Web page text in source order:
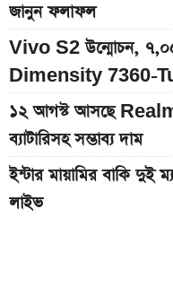
জানুন ফলাফল
Vivo S2 উন্মোচন,
Dimensity 7360-
১২ আগস্ট আসছে
ব্যাটারিসহ সম্ভাব্য দাম
ইন্টার মায়ামির বাকি দুই
লাইভ